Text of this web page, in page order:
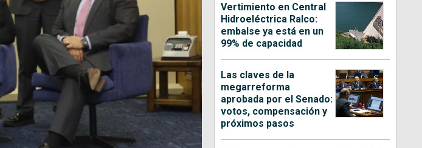
Vertimiento en Central
Hidroeléctrica Ralco:
embalse ya está en un
99% de capacidad
Las claves de la
megarreforma
aprobada por el Senado:
votos, compensación y
próximos pasos